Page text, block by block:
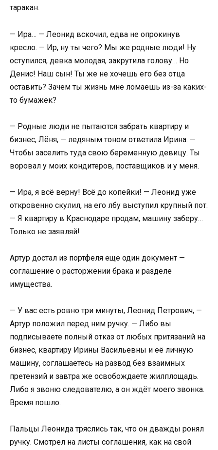
таракан.
— Ира… — Леонид вскочил, едва не опрокинув
кресло. — Ир, ну ты чего? Мы же родные люди! Ну
оступился, девка молодая, закрутила голову… Но
Денис! Наш сын! Ты же не хочешь его без отца
оставить? Зачем ты жизнь мне ломаешь из-за каких-
то бумажек?
— Родные люди не пытаются забрать квартиру и
бизнес, Лёня, — ледяным тоном ответила Ирина. —
Чтобы заселить туда свою беременную девицу. Ты
воровал у моих кондитеров, поставщиков и у меня.
— Ира, я всё верну! Всё до копейки! — Леонид уже
откровенно скулил, на его лбу выступил крупный пот.
— Я квартиру в Краснодаре продам, машину заберу…
Только не заявляй!
Артур достал из портфеля ещё один документ —
соглашение о расторжении брака и разделе
имущества.
— У вас есть ровно три минуты, Леонид Петрович, —
Артур положил перед ним ручку. — Либо вы
подписываете полный отказ от любых притязаний на
бизнес, квартиру Ирины Васильевны и её личную
машину, соглашаетесь на развод без взаимных
претензий и завтра же освобождаете жилплощадь.
Либо я звоню следователю, а он ждёт моего звонка.
Время пошло.
Пальцы Леонида тряслись так, что он дважды ронял
ручку. Смотрел на листы соглашения, как на свой